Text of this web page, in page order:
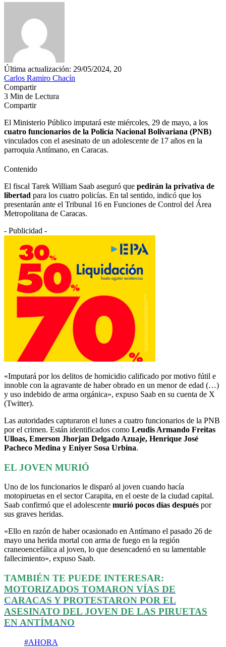
Última actualización: 29/05/2024, 20
Carlos Ramiro Chacín
Compartir
3 Min de Lectura
Compartir
El Ministerio Público imputará este miércoles, 29 de mayo, a los
cuatro funcionarios de la Policía Nacional Bolivariana (PNB)
vinculados con el asesinato de un adolescente de 17 años en la
parroquia Antímano, en Caracas.
Contenido
El fiscal Tarek William Saab aseguró que pedirán la privativa de
libertad para los cuatro policías. En tal sentido, indicó que los
presentarán ante el Tribunal 16 en Funciones de Control del Área
Metropolitana de Caracas.
- Publicidad -
«Imputará por los delitos de homicidio calificado por motivo fútil e
innoble con la agravante de haber obrado en un menor de edad (…)
y uso indebido de arma orgánica», expuso Saab en su cuenta de X
(Twitter).
Las autoridades capturaron el lunes a cuatro funcionarios de la PNB
por el crimen. Están identificados como Leudis Armando Freitas
Ulloas, Emerson Jhorjan Delgado Azuaje, Henrique José
Pacheco Medina y Eniyer Sosa Urbina.
EL JOVEN MURIÓ
Uno de los funcionarios le disparó al joven cuando hacía
motopiruetas en el sector Carapita, en el oeste de la ciudad capital.
Saab confirmó que el adolescente murió pocos días después por
sus graves heridas.
«Ello en razón de haber ocasionado en Antímano el pasado 26 de
mayo una herida mortal con arma de fuego en la región
craneoencefálica al joven, lo que desencadenó en su lamentable
fallecimiento», expuso Saab.
TAMBIÉN TE PUEDE INTERESAR:
MOTORIZADOS TOMARON VÍAS DE
CARACAS Y PROTESTARON POR EL
ASESINATO DEL JOVEN DE LAS PIRUETAS
EN ANTÍMANO
#AHORA